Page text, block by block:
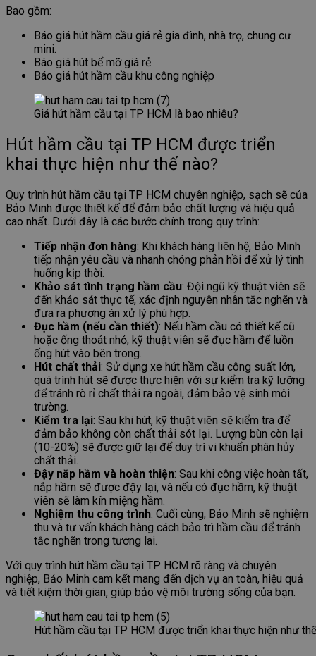
Bao gồm:
Báo giá hút hầm cầu giá rẻ gia đình, nhà trọ, chung cư
mini.
Báo giá hút bể mỡ giá rẻ
Báo giá hút hầm cầu khu công nghiệp
Giá hút hầm cầu tại TP HCM là bao nhiêu?
Hút hầm cầu tại TP HCM được triển
khai thực hiện như thế nào?
Quy trình hút hầm cầu tại TP HCM chuyên nghiệp, sạch sẽ của
Bảo Minh được thiết kế để đảm bảo chất lượng và hiệu quả
cao nhất. Dưới đây là các bước chính trong quy trình:
Tiếp nhận đơn hàng: Khi khách hàng liên hệ, Bảo Minh
tiếp nhận yêu cầu và nhanh chóng phản hồi để xử lý tình
huống kịp thời.
Khảo sát tình trạng hầm cầu: Đội ngũ kỹ thuật viên sẽ
đến khảo sát thực tế, xác định nguyên nhân tắc nghẽn và
đưa ra phương án xử lý phù hợp.
Đục hầm (nếu cần thiết): Nếu hầm cầu có thiết kế cũ
hoặc ống thoát nhỏ, kỹ thuật viên sẽ đục hầm để luồn
ống hút vào bên trong.
Hút chất thải: Sử dụng xe hút hầm cầu công suất lớn,
quá trình hút sẽ được thực hiện với sự kiểm tra kỹ lưỡng
để tránh rò rỉ chất thải ra ngoài, đảm bảo vệ sinh môi
trường.
Kiểm tra lại: Sau khi hút, kỹ thuật viên sẽ kiểm tra để
đảm bảo không còn chất thải sót lại. Lượng bùn còn lại
(10-20%) sẽ được giữ lại để duy trì vi khuẩn phân hủy
chất thải.
Đậy nắp hầm và hoàn thiện: Sau khi công việc hoàn tất,
nắp hầm sẽ được đậy lại, và nếu có đục hầm, kỹ thuật
viên sẽ làm kín miệng hầm.
Nghiệm thu công trình: Cuối cùng, Bảo Minh sẽ nghiệm
thu và tư vấn khách hàng cách bảo trì hầm cầu để tránh
tắc nghẽn trong tương lai.
Với quy trình hút hầm cầu tại TP HCM rõ ràng và chuyên
nghiệp, Bảo Minh cam kết mang đến dịch vụ an toàn, hiệu quả
và tiết kiệm thời gian, giúp bảo vệ môi trường sống của bạn.
Hút hầm cầu tại TP HCM được triển khai thực hiện như